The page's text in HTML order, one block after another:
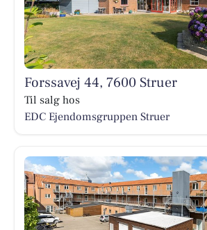
Forssavej 44, 7600 Struer
Til salg hos
EDC Ejen­doms­grup­pen Struer